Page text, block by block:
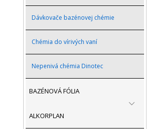
Dávkovače bazénovej chémie
Chémia do vírivých vaní
Nepenivá chémia Dinotec
BAZÉNOVÁ FÓLIA
ALKORPLAN